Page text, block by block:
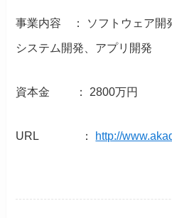
事業内容 ： ソフトウェア開
システム開発、アプリ開発
資本金 ： 2800万円
URL ： http://